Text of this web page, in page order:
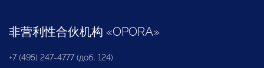
非营利性合伙机构 «OPORA»
+7 (495) 247-4777 (доб. 124)